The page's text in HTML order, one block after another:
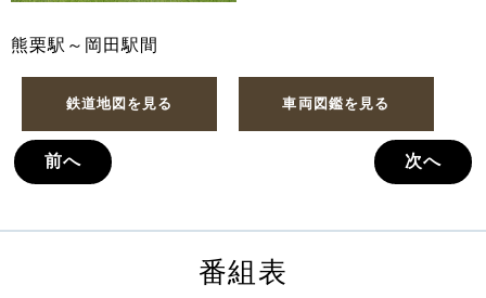
熊栗駅～岡田駅間
鉄道地図を見る 車両図鑑を見る
前へ 次へ
番組表